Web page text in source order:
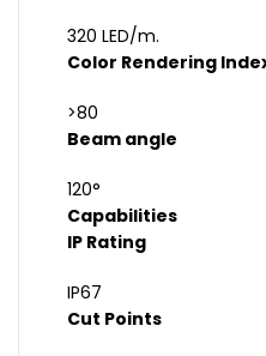
320 LED/m.
Color Rendering
>80
Beam angle
120°
Capabilities
IP Rating
IP67
Cut Points